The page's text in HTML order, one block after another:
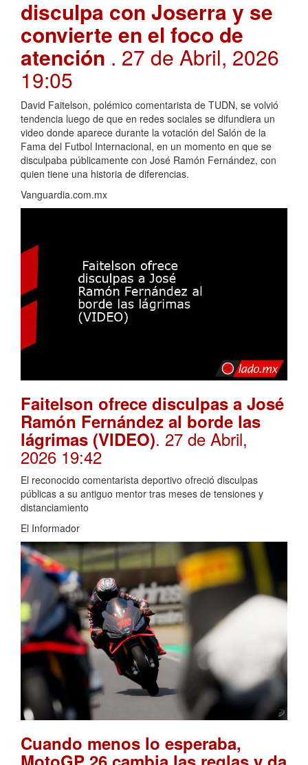
disculpa con Joserra y se
convierte en el foco de
atención . 27 de Abril, 2026
19:05
David Faitelson, polémico comentarista de TUDN, se volvió
tendencia luego de que en redes sociales se difundiera un
video donde aparece durante la votación del Salón de la
Fama del Futbol Internacional, en un momento en que se
disculpaba públicamente con José Ramón Fernández, con
quien tiene una historia de diferencias.
Vanguardia.com.mx
Faitelson ofrece disculpas a José
Ramón Fernández al borde las
lágrimas (VIDEO). 27 de Abril,
2026 19:42
El reconocido comentarista deportivo ofreció disculpas
públicas a su antiguo mentor tras meses de tensiones y
distanciamiento
El Informador
Cuando menos lo esperaba,